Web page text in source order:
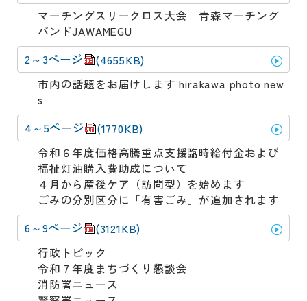
マーチングスリークロス大会 青森マーチング
バンドJAWAMEGU
2～3ページ (4655KB)
市内の話題をお届けします hirakawa photo new
s
4～5ページ (1770KB)
令和６年度価格高騰重点支援臨時給付金および
福祉灯油購入費助成について
４月から産後ケア（訪問型）を始めます
ごみの分別区分に「有害ごみ」が追加されます
6～9ページ (3121KB)
行政トピック
令和７年度まちづくり懇談会
消防署ニュース